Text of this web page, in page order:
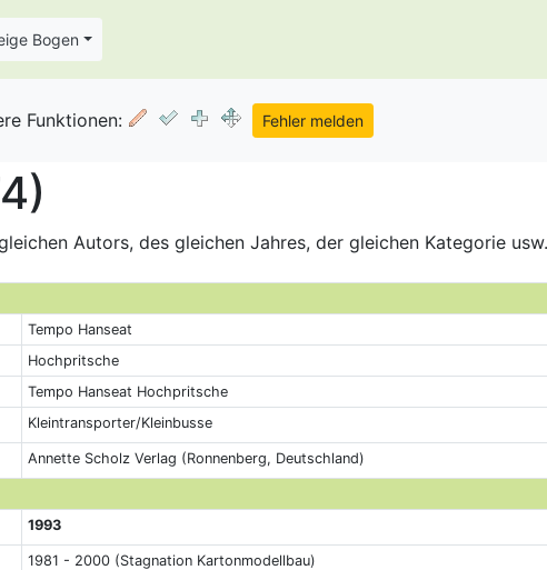
Bogen
Funktionen:
Autors, des gleichen Jahres, der gleichen Kategorie
Tempo Hanseat
Hochpritsche
Tempo Hanseat Hochpritsche
Kleintransporter/Kleinbusse
Annette Scholz Verlag (Ronnenberg, Deutschland)
1993
1981 - 2000 (Stagnation Kartonmodellbau)